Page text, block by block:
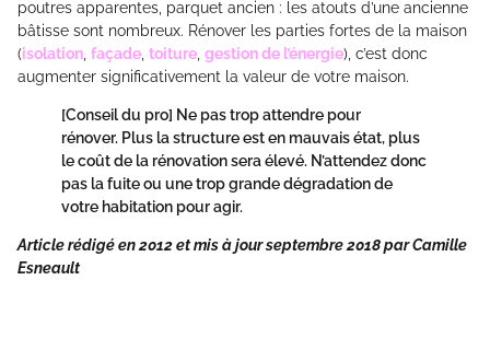
poutres apparentes, parquet ancien : les atouts d’une ancienne
bâtisse sont nombreux. Rénover les parties fortes de la maison
(isolation façade toiture gestion de l’énergie), c’est donc
augmenter significativement la valeur de votre maison.
[Conseil du pro] Ne pas trop attendre pour
rénover. Plus la structure est en mauvais état, plus
le coût de la rénovation sera élevé. N’attendez donc
pas la fuite ou une trop grande dégradation de
votre habitation pour agir.
Article rédigé en 2012 et mis à jour septembre 2018 par Camille
Esneault